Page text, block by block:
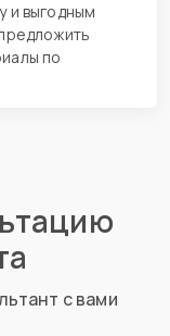
и выгодным
по
с вами